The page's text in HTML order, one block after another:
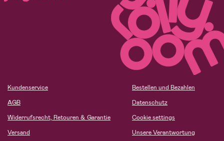
Kundenservice
AGB
Widerrufsrecht, Retouren & Garantie
Versand
Bestellen und Bezahlen
Datenschutz
Cookie settings
Unsere Verantwortung